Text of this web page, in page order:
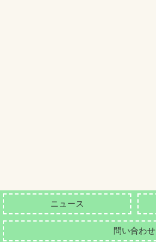
ニュース
問い合わせ